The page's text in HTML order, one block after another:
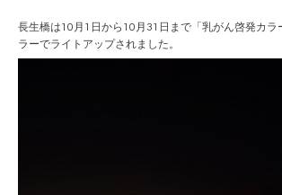
長生橋は10月1日から10月31日まで「乳がん啓発カラ
ラーでライトアップされました。